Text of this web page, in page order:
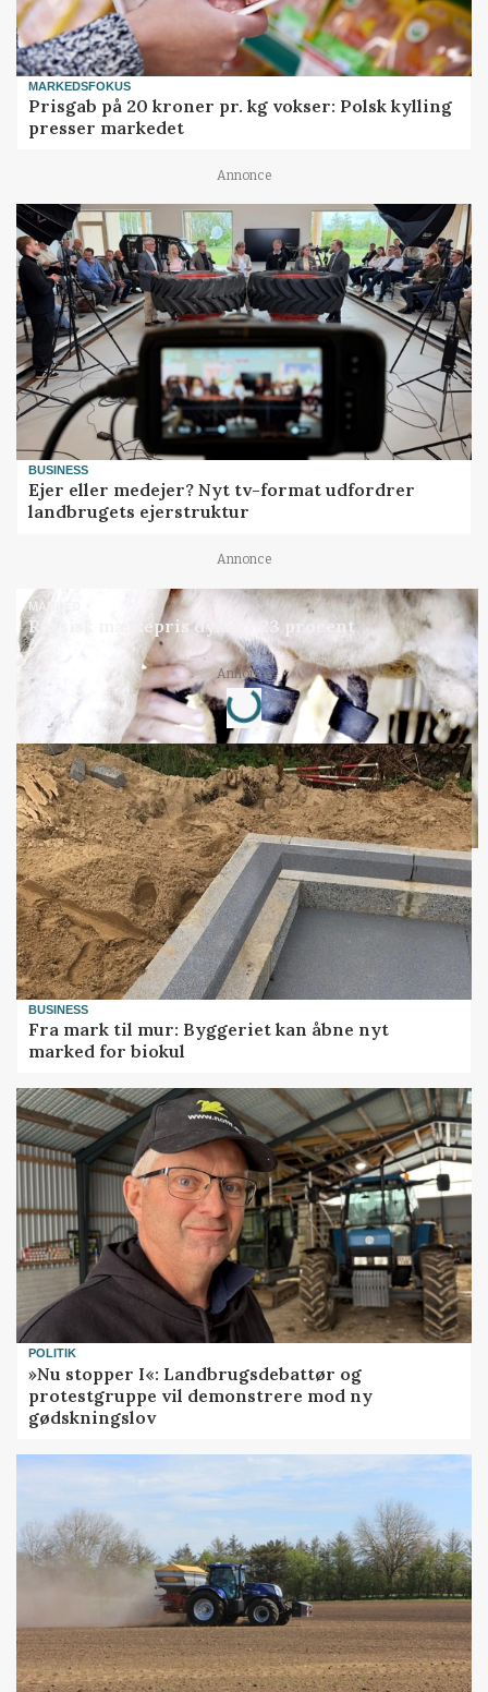
MARKEDSFOKUS
Prisgab på 20 kroner pr. kg vokser: Polsk kylling
presser markedet
Annonce
BUSINESS
Ejer eller medejer? Nyt tv-format udfordrer
landbrugets ejerstruktur
Annonce
MARKED
Russisk mælkepris dykker 23 procent
Annonce
Loading...
BUSINESS
Fra mark til mur: Byggeriet kan åbne nyt
marked for biokul
POLITIK
»Nu stopper I«: Landbrugsdebattør og
protestgruppe vil demonstrere mod ny
gødskningslov